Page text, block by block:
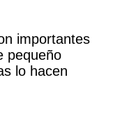
importantes
pequeño
lo hacen